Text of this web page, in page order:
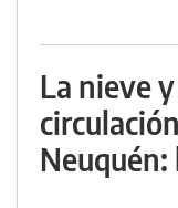
La nieve
Neuquén: